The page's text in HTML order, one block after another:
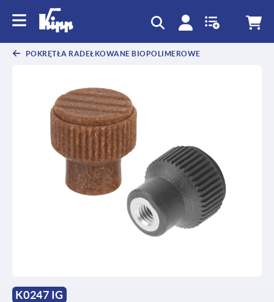
POKRĘTŁA RADEŁKOWANE BIOPOLIMEROWE
K0247 IG